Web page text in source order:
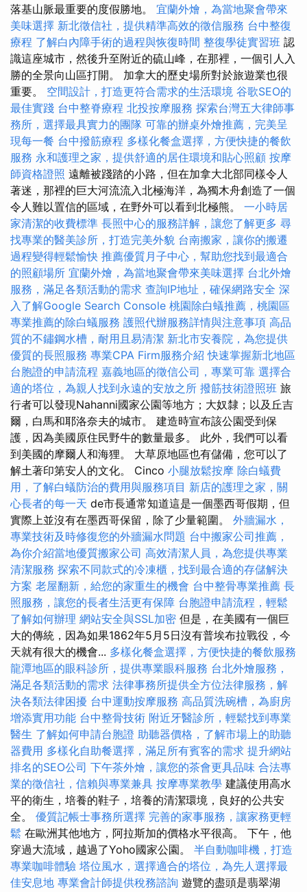
落基山脈最重要的度假勝地。 宜蘭外燴，為當地聚會帶來
美味選擇 新北徵信社，提供精準高效的徵信服務 台中整復
療程 了解白內障手術的過程與恢復時間 整復學徒實習班 認
識這座城市，然後升至附近的硫山峰，在那裡，一個引人入
勝的全景向山區打開。 加拿大的歷史場所對於旅遊業也很
重要。 空間設計，打造更符合需求的生活環境 谷歌SEO的
最佳實踐 台中整脊療程 北投按摩服務 探索台灣五大律師事
務所，選擇最具實力的團隊 可靠的辦桌外燴推薦，完美呈
現每一餐 台中撥筋療程 多樣化餐盒選擇，方便快捷的餐飲
服務 永和護理之家，提供舒適的居住環境和貼心照顧 按摩
師資格證照 遠離被踐踏的小路，但在加拿大北部同樣令人
著迷，那裡的巨大河流流入北極海洋，為獨木舟創造了一個
令人難以置信的區域，在野外可以看到北極熊。 一小時居
家清潔的收費標準 長照中心的服務詳解，讓您了解更多 尋
找專業的醫美診所，打造完美外貌 台南搬家，讓你的搬遷
過程變得輕鬆愉快 推薦優質月子中心，幫助您找到最適合
的照顧場所 宜蘭外燴，為當地聚會帶來美味選擇 台北外燴
服務，滿足各類活動的需求 查詢IP地址，確保網路安全 深
入了解Google Search Console 桃園除白蟻推薦，桃園區
專業推薦的除白蟻服務 護照代辦服務詳情與注意事項 高品
質的不鏽鋼水槽，耐用且易清潔 新北市安養院，為您提供
優質的長照服務 專業CPA Firm服務介紹 快速掌握新北地區
台胞證的申請流程 嘉義地區的徵信公司，專業可靠 選擇合
適的塔位，為親人找到永遠的安放之所 撥筋技術證照班 旅
行者可以發現Nahanni國家公園等地方；大奴隸；以及丘吉
爾，白馬和耶洛奈夫的城市。 建造時宣布該公園受到保
護，因為美國原住民野牛的數量最多。 此外，我們可以看
到美國的摩爾人和海狸。 大草原地區也有儲備，您可以了
解土著印第安人的文化。 Cinco 小腿放鬆按摩 除白蟻費
用，了解白蟻防治的費用與服務項目 新店的護理之家，關
心長者的每一天 de市長通常知道這是一個墨西哥假期，但
實際上並沒有在墨西哥保留，除了少量範圍。 外牆漏水，
專業技術及時修復您的外牆漏水問題 台中搬家公司推薦，
為你介紹當地優質搬家公司 高效清潔人員，為您提供專業
清潔服務 探索不同款式的冷凍櫃，找到最合適的存儲解決
方案 老屋翻新，給您的家重生的機會 台中整骨專業推薦 長
照服務，讓您的長者生活更有保障 台胞證申請流程，輕鬆
了解如何辦理 網站安全與SSL加密 但是，在美國有一個巨
大的傳統，因為如果1862年5月5日沒有普埃布拉戰役，今
天就有很大的機會... 多樣化餐盒選擇，方便快捷的餐飲服務
龍潭地區的眼科診所，提供專業眼科服務 台北外燴服務，
滿足各類活動的需求 法律事務所提供全方位法律服務，解
決各類法律困擾 台中運動按摩服務 高品質洗碗槽，為廚房
增添實用功能 台中整骨技術 附近牙醫診所，輕鬆找到專業
醫生 了解如何申請台胞證 助聽器價格，了解市場上的助聽
器費用 多樣化自助餐選擇，滿足所有賓客的需求 提升網站
排名的SEO公司 下午茶外燴，讓您的茶會更具品味 合法專
業的徵信社，信賴與專業兼具 按摩專業教學 建議使用高水
平的衛生，培養的鞋子，培養的清潔環境，良好的公共安
全。 優質記帳士事務所選擇 完善的家事服務，讓家務更輕
鬆 在歐洲其他地方，阿拉斯加的價格水平很高。 下午，他
穿過大流域，越過了Yoho國家公園。 半自動咖啡機，打造
專業咖啡體驗 塔位風水，選擇適合的塔位，為先人選擇最
佳安息地 專業會計師提供稅務諮詢 遊覽的盡頭是翡翠湖